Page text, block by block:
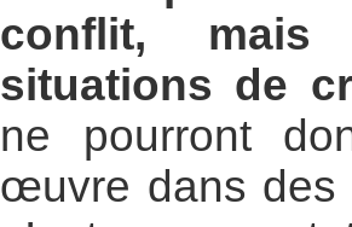
conflit,
situations de
ne pourront
œuvre dans des